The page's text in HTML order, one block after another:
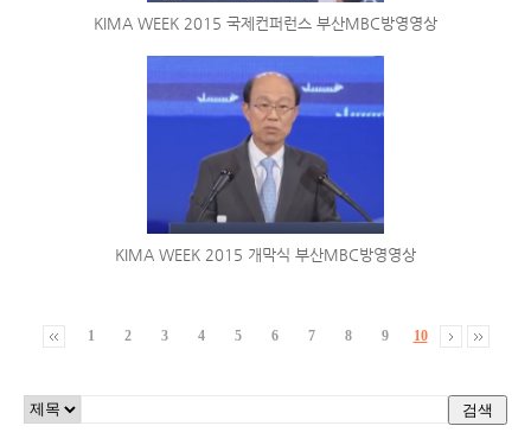
KIMA WEEK 2015 국제컨퍼런스 부산MBC방영영상
KIMA WEEK 2015 개막식 부산MBC방영영상
1 2 3 4 5 6 7 8 9 10